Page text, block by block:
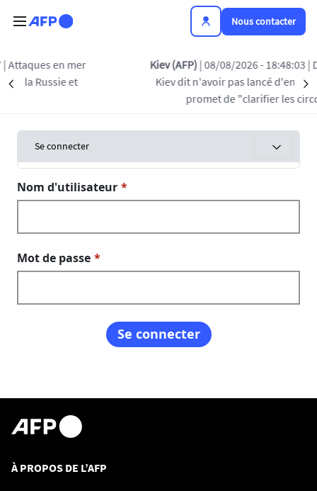
Nous contacter
Précédent
en mer
et
Kiev (AFP)| 08/08/2026 - 18:48:03 | Drone en
Kiev dit n'avoir pas lancé d'engin
promet de "clarifier les
Onglets principaux
Se connecter Toggle
Nom d'utilisateur
Mot de passe
À PROPOS DE L’AFP